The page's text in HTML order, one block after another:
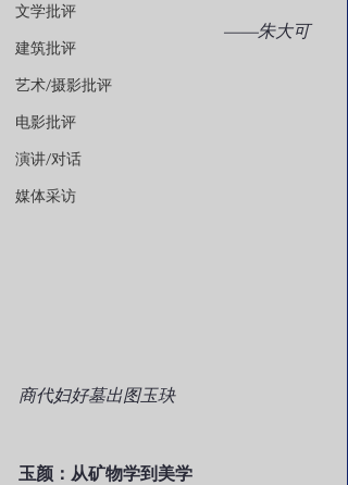
文学批评
建筑批评
艺术/摄影批评
电影批评
演讲/对话
媒体采访
                                               ——朱大可
商代妇好墓出图玉玦
玉颜：从矿物学到美学